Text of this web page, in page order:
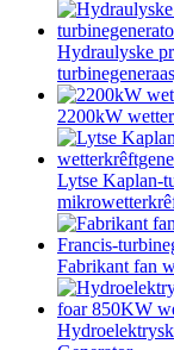
Hydraulyske
2200kW
Lytse Kaplan-
Fabrikant fan